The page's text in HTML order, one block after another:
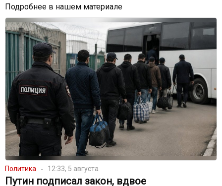
Подробнее в нашем материале
Политика 12:33, 5 августа
Путин подписал закон, вдвое